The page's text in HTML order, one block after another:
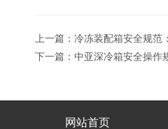
上一篇： 冷冻装配箱安全规范
下一篇： 中亚深冷箱安全操
网站首页